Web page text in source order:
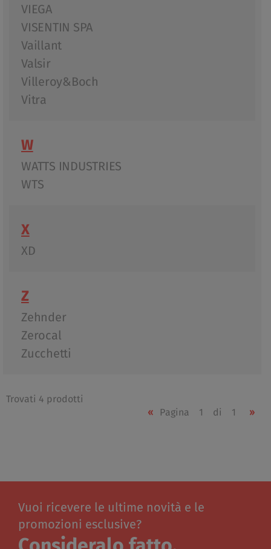
VIEGA
VISENTIN SPA
Vaillant
Valsir
Villeroy&Boch
Vitra
W
WATTS INDUSTRIES
WTS
X
XD
Z
Zehnder
Zerocal
Zucchetti
Trovati 4 prodotti
« Pagina 1 di 1 »
Vuoi ricevere le ultime novità e le
promozioni esclusive?